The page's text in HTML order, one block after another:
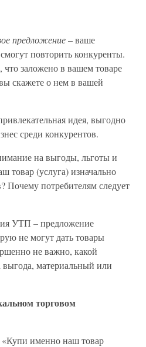
предложение– ваше
повторить конкуренты.
заложено в вашем товаре
скажете о нем в вашей
идея, выгодно
среди конкурентов.
на выгоды, льготы и
товар (услуга) изначально
Почему потребителям следует
УТП – предложение
не могут дать товары
не важно, какой
выгода, материальный или
торговом
именно наш товар